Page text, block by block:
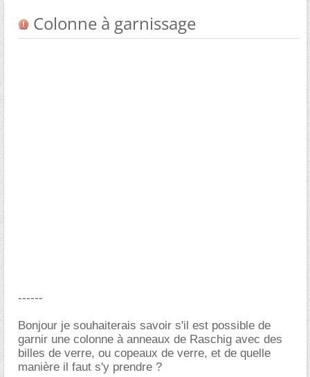
Colonne à garnissage
------
Bonjour je souhaiterais savoir s'il est possible de
garnir une colonne à anneaux de Raschig avec des
billes de verre, ou copeaux de verre, et de quelle
manière il faut s'y prendre ?